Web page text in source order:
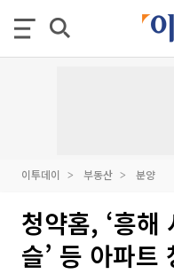
이투데이 부동산 분양
청약홈, ‘흥해
슬’ 등 아파트